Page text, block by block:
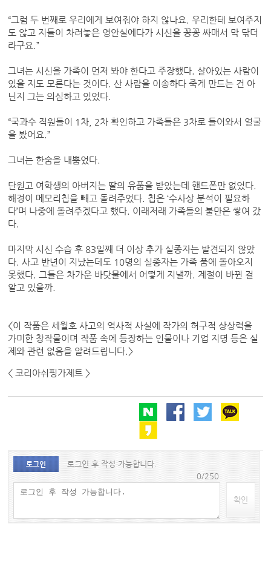
“그럼 두 번째로 우리에게 보여줘야 하지 않나요. 우리한테 보여주지
도 않고 지들이 차려놓은 영안실에다가 시신을 꽁꽁 싸매서 막 닦더
라구요.”
그녀는 시신을 가족이 먼저 봐야 한다고 주장했다. 살아있는 사람이
있을 지도 모른다는 것이다. 산 사람을 이송하다 죽게 만드는 건 아
닌지 그는 의심하고 있었다.
“국과수 직원들이 1차, 2차 확인하고 가족들은 3차로 들어와서 얼굴
을 봤어요.”
그녀는 한숨을 내뿜었다.
단원고 여학생의 아버지는 딸의 유품을 받았는데 핸드폰만 없었다.
해경이 메모리칩을 빼고 돌려주었다. 칩은 ‘수사상 분석이 필요하
다’며 나중에 돌려주겠다고 했다. 이래저래 가족들의 불만은 쌓여 갔
다.
마지막 시신 수습 후 83일째 더 이상 추가 실종자는 발견되지 않았
다. 사고 반년이 지났는데도 10명의 실종자는 가족 품에 돌아오지
못했다. 그들은 차가운 바닷물에서 어떻게 지낼까. 계절이 바뀐 걸
알고 있을까.
<이 작품은 세월호 사고의 역사적 사실에 작가의 허구적 상상력을
가미한 창작물이며 작품 속에 등장하는 인물이나 기업 지명 등은 실
제와 관련 없음을 알려드립니다 .>
< 코리아쉬핑가제트 >
로그인
로그인 후 작성 가능합니다.
0/250
확인